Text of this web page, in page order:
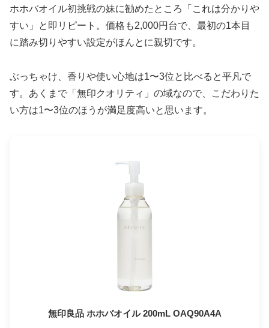
ホホバオイル初挑戦の妹に勧めたところ「これは分かりや
すい」と即リピート。価格も2,000円台で、最初の1本目
に踏み切りやすい設定がほんとに親切です。
ぶっちゃけ、香りや使い心地は1〜3位と比べると平凡で
す。あくまで「無印クオリティ」の域なので、こだわりた
い方は1〜3位のほうが満足度高いと思います。
無印良品 ホホバオイル 200mL OAQ90A4A